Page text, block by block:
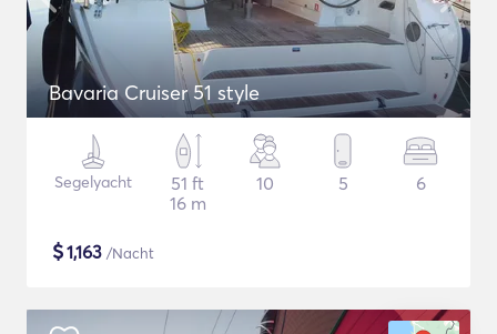
Bavaria Cruiser 51 style
Segelyacht
51 ft
16 m
10 5 6
$1,163 /Nacht